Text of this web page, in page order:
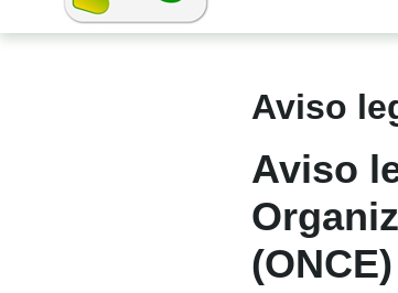
Blog ONCE
Aviso
Aviso
(ONCE)